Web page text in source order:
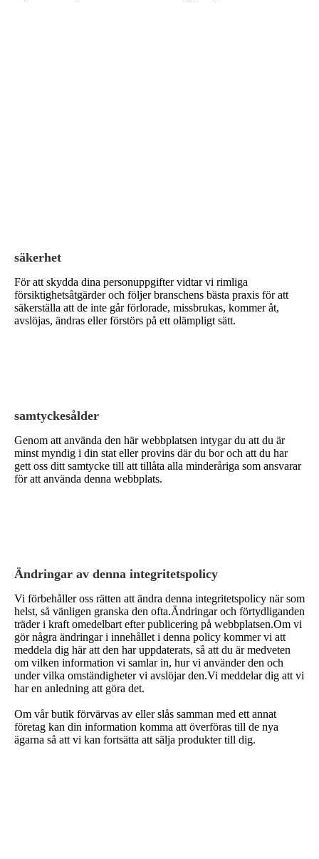
säkerhet
För att skydda dina personuppgifter vidtar vi rimliga
försiktighetsåtgärder och följer branschens bästa praxis för att
säkerställa att de inte går förlorade, missbrukas, kommer åt,
avslöjas, ändras eller förstörs på ett olämpligt sätt.
samtyckesålder
Genom att använda den här webbplatsen intygar du att du är
minst myndig i din stat eller provins där du bor och att du har
gett oss ditt samtycke till att tillåta alla minderåriga som ansvarar
för att använda denna webbplats.
Ändringar av denna integritetspolicy
Vi förbehåller oss rätten att ändra denna integritetspolicy när som
helst, så vänligen granska den ofta.Ändringar och förtydliganden
träder i kraft omedelbart efter publicering på webbplatsen.Om vi ​​
gör några ändringar i innehållet i denna policy kommer vi att
meddela dig här att den har uppdaterats, så att du är medveten
om vilken information vi samlar in, hur vi använder den och
under vilka omständigheter vi avslöjar den.Vi meddelar dig att vi
har en anledning att göra det.
Om vår butik förvärvas av eller slås samman med ett annat
företag kan din information komma att överföras till de nya
ägarna så att vi kan fortsätta att sälja produkter till dig.